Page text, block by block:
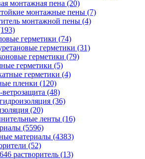
монтажная пена (20)
монтажные пены (7)
монтажной пены (4)
герметики (74)
герметики (31)
герметики (79)
герметики (5)
герметики (4)
пленки (120)
ветрозащита (48)
(36)
(20)
ленты (16)
(5596)
материалы (4383)
(52)
646 растворитель (13)